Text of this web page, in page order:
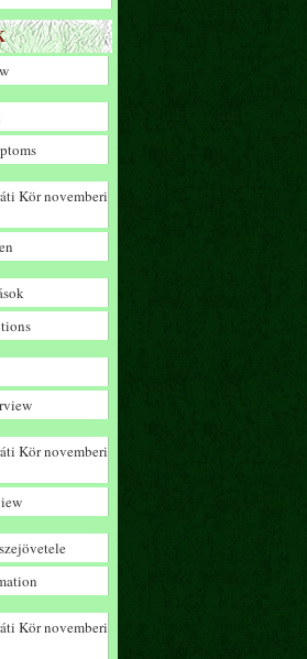
Kör novemberi
Kör novemberi
Kör novemberi